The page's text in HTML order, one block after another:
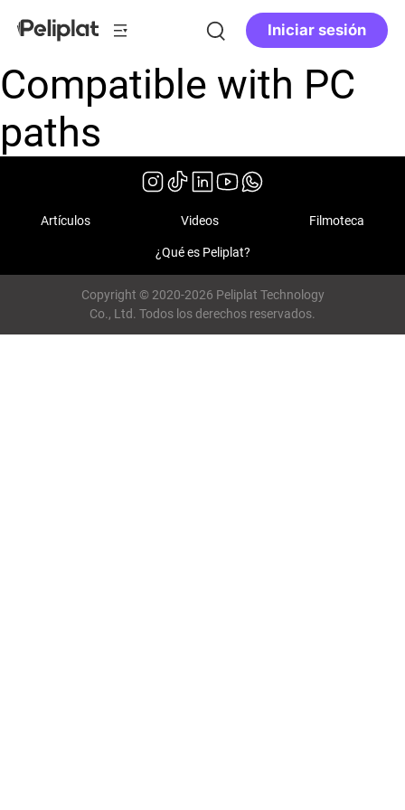
Iniciar sesión
Compatible with PC
paths
Artículos Videos Filmoteca
¿Qué es Peliplat?
Copyright © 2020-2026 Peliplat Technology
Co., Ltd. Todos los derechos reservados.